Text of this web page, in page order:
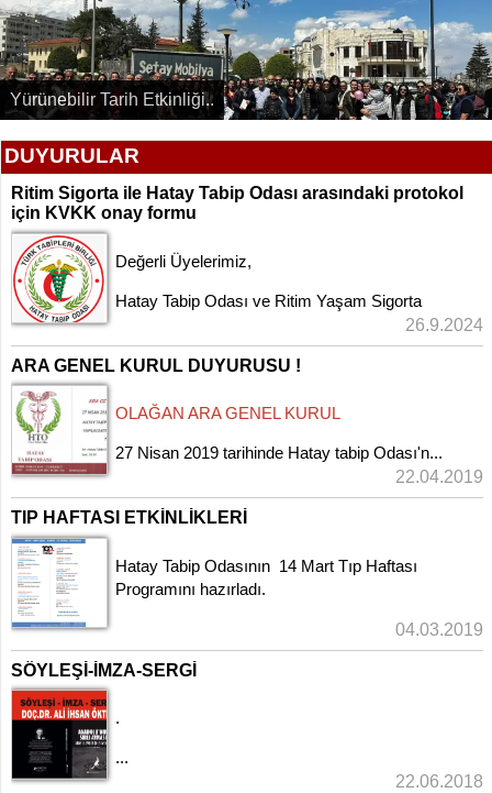
Yürünebilir Tarih Etkinliği..
DUYURULAR
Ritim Sigorta ile Hatay Tabip Odası arasındaki protokol
için KVKK onay formu
Değerli Üyelerimiz,
Hatay Tabip Odası ve Ritim Yaşam Sigorta
26.9.2024
ARA GENEL KURUL DUYURUSU !
OLAĞAN ARA GENEL KURUL
27 Nisan 2019 tarihinde Hatay tabip Odası'n...
22.04.2019
TIP HAFTASI ETKİNLİKLERİ
Hatay Tabip Odasının 14 Mart Tıp Haftası
Programını hazırladı.
04.03.2019
SÖYLEŞİ-İMZA-SERGİ
.
...
22.06.2018